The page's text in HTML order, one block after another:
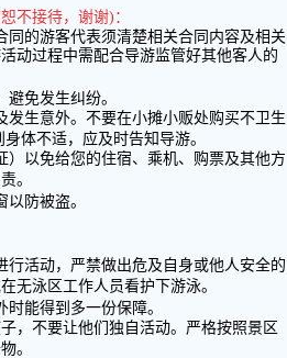
不接待，谢谢) ：
的游客代表须清楚相关合同内容及相关
动过程中需配合导游监管好其他客人的
免发生纠纷。
生意外。不要在小摊小贩处购买不卫生
体不适，应及时告知导游。
）以免给您的住宿、乘机、购票及其他方
。
防被盗。
活动，严禁做出危及自身或他人安全的
无泳区工作人员看护下游泳。
能得到多一份保障。
，不要让他们独自活动。严格按照景区
。